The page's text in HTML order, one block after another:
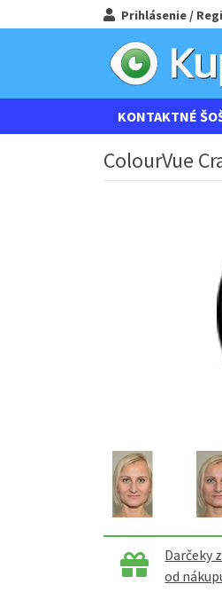
Prihlásenie /
KONTAKTNÉ
ColourVue
Darčeky
od